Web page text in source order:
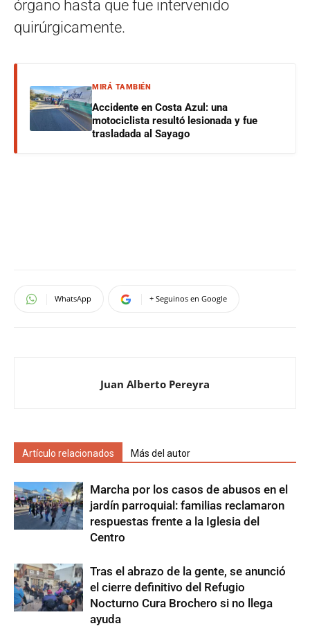
órgano hasta que fue intervenido
quirúrgicamente.
MIRÁ TAMBIÉN
Accidente en Costa Azul: una
motociclista resultó lesionada y fue
trasladada al Sayago
WhatsApp + Seguinos en Google
Juan Alberto Pereyra
Artículo relacionados Más del autor
Marcha por los casos de abusos en el
jardín parroquial: familias reclamaron
respuestas frente a la Iglesia del
Centro
Tras el abrazo de la gente, se anunció
el cierre definitivo del Refugio
Nocturno Cura Brochero si no llega
ayuda